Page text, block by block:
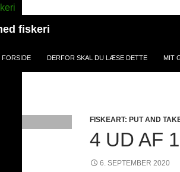
fiskeri
FORSIDE DERFOR SKAL DU LÆSE DETTE MIT
FISKEART: PUT AND
4 UD AF
6. SEPTEMBER 2020